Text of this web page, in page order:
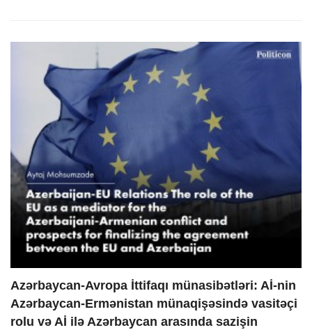
Azərbaycan-Avropa İttifaqı münasibətləri: Aİ-nin
Azərbaycan-Ermənistan münaqişəsində vasitəçi
rolu və Aİ ilə Azərbaycan arasında sazişin